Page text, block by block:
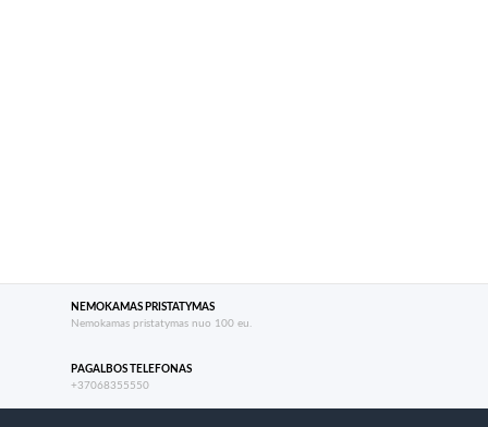
NEMOKAMAS PRISTATYMAS
Nemokamas pristatymas nuo 100 eu.
PAGALBOS TELEFONAS
+37068355550